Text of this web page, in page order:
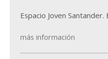
Espacio Joven
más información